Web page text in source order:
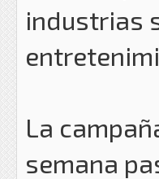
industrias
La
semana